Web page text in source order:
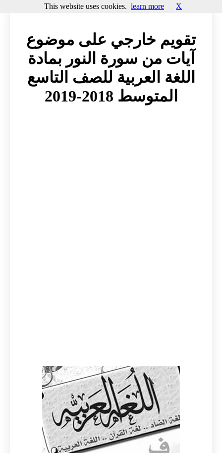
تقويم خارجي على موضوع
آيات من سورة النور بمادة
اللغة العربية للصف التاسع
المتوسط 2018-2019
This website uses cookies. learn more X